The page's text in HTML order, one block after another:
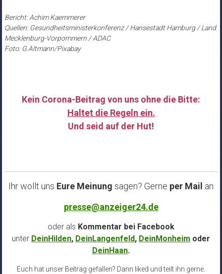
Bericht: Achim Kaemmerer
Quellen: Gesundheitsministerkonferenz / Hansestadt Hamburg / Land
Mecklenburg-Vorpommern / ADAC
Foto: G.Altmann/Pixabay
Kein Corona-Beitrag von uns ohne die Bitte:
Haltet die Regeln ein.
Und seid auf der Hut!
Ihr wollt uns Eure Meinung sagen? Gerne per Mail an
presse@anzeiger24.de
oder als Kommentar bei Facebook
unter DeinHilden, DeinLangenfeld, DeinMonheim oder
DeinHaan.
Euch hat unser Beitrag gefallen? Dann liked und teilt ihn gerne.